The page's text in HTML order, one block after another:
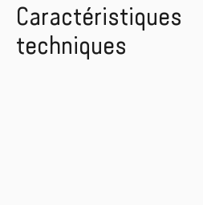
Caractéristiques
techniques